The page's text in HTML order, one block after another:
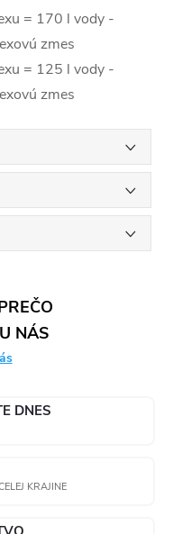
= 170 l vody -
zmes
= 125 l vody -
zmes
NÁS
DNES
KRAJINE